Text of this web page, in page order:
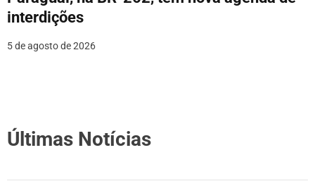
interdições
5 de agosto de 2026
Últimas Notícias